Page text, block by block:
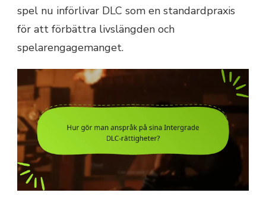
spel nu införlivar DLC som en standardpraxis
för att förbättra livslängden och
spelarengagemanget.